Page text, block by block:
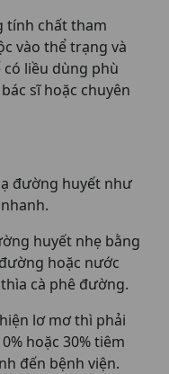
tính chất tham
vào thể trạng và
liều dùng phù
sĩ hoặc chuyên
đường huyết như
huyết nhẹ bằng
hoặc nước
cà phê đường.
lơ mơ thì phải
hoặc 30% tiêm
đến bệnh viện.